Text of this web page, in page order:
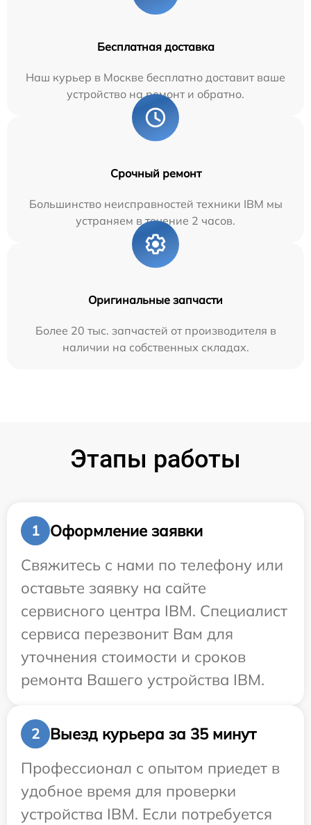
Бесплатная доставка
Наш курьер в Москве бесплатно доставит ваше
устройство на ремонт и обратно.
Срочный ремонт
Большинство неисправностей техники IBM мы
устраняем в течение 2 часов.
Оригинальные запчасти
Более 20 тыс. запчастей от производителя в
наличии на собственных складах.
Этапы работы
1
Оформление заявки
Свяжитесь с нами по телефону или
оставьте заявку на сайте
сервисного центра IBM. Специалист
сервиса перезвонит Вам для
уточнения стоимости и сроков
ремонта Вашего устройства IBM.
2
Выезд курьера за 35 минут
Профессионал с опытом приедет в
удобное время для проверки
устройства IBM. Если потребуется